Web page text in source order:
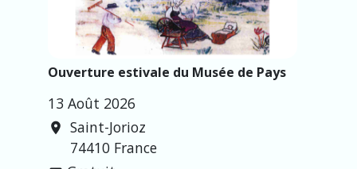
Ouverture estivale du Musée de Pays
13 Août 2026
location_on Saint-Jorioz
74410 France